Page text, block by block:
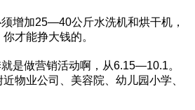
增加25—40公斤水洗机和烘干机，
才能挣大钱的。
是做营销活动啊，从6.15—10.1。
物业公司、美容院、幼儿园小学、